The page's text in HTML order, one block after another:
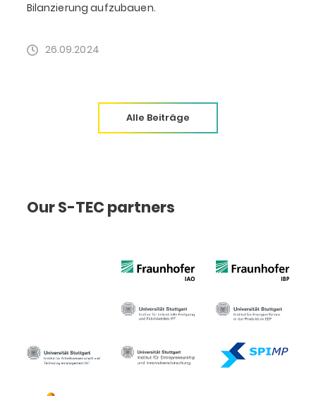
Bilanzierung aufzubauen.
26.09.2024
Alle Beiträge
Our S-TEC partners